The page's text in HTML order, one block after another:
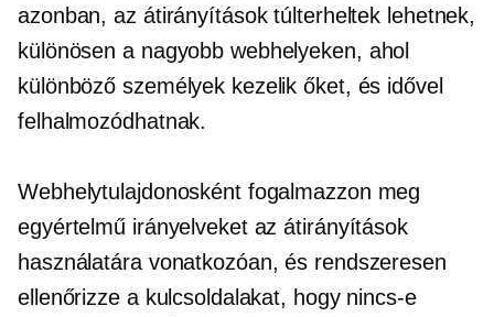
azonban, az átirányítások túlterheltek lehetnek,
különösen a nagyobb webhelyeken, ahol
különböző személyek kezelik őket, és idővel
felhalmozódhatnak.
Webhelytulajdonosként fogalmazzon meg
egyértelmű irányelveket az átirányítások
használatára vonatkozóan, és rendszeresen
ellenőrizze a kulcsoldalakat, hogy nincs-e